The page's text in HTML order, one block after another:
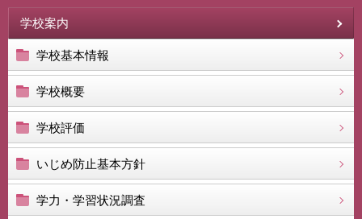
学校案内
学校基本情報
学校概要
学校評価
いじめ防止基本方針
学力・学習状況調査